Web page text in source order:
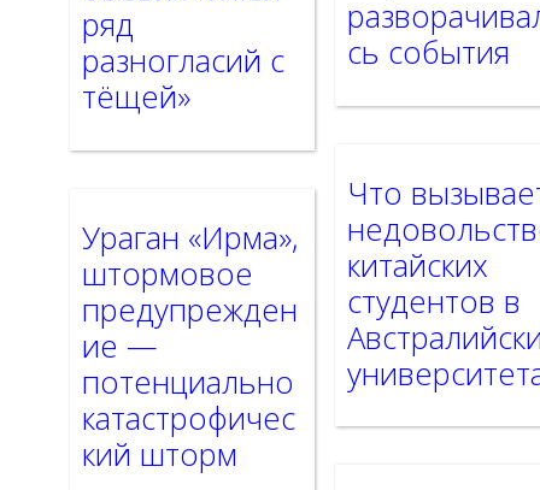
ряд
разногласий с
тёщей»
Ураган «Ирма»,
штормовое
предупрежден
ие —
потенциально
катастрофичес
кий шторм
сь события
Что
китайских
студентов в